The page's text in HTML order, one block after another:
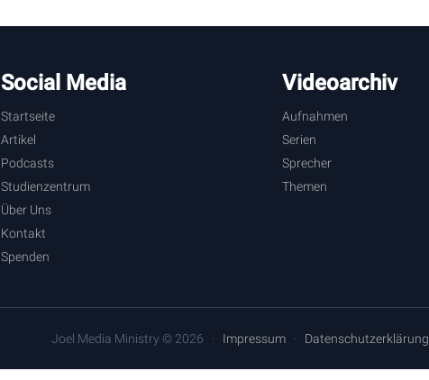
Social Media
Startseite
Artikel
Podcasts
Studienzentrum
Über Uns
Kontakt
Spenden
Videoarchiv
Aufnahmen
Serien
Sprecher
Themen
Joel Media Ministry © 2026 Impressum Datenschutzerklärung